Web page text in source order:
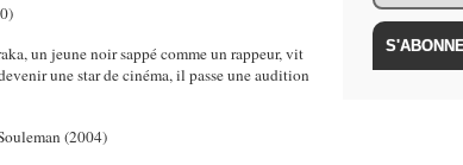
un jeune noir sappé comme un rappeur, vit
une star de cinéma, il passe une audition
(2004)